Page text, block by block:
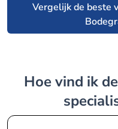
Vergelijk de beste
Hoe vind ik de beste vloerisolatie